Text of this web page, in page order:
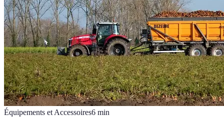
Équipements et Accessoires6 min